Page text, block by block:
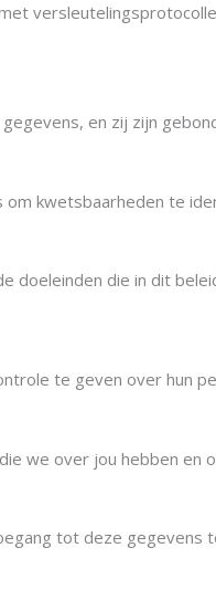
en zij zijn
kwetsbaarheden te
doeleinden die in dit
te geven over hun
we over jou hebben en
tot deze